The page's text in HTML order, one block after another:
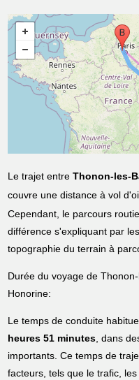
Le trajet entreThonon-les-
couvre une distance à vol
Cependant, le parcours
différence s'expliquant par
topographie du terrain à
Durée du voyage de
Honorine:
Le temps de conduite
heures 51 minutes, dans
importants. Ce temps de
facteurs, tels que le trafic,